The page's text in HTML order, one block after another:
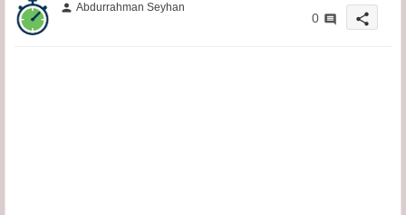
person Abdurrahman Seyhan
0 share